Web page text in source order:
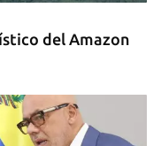
del Amazon